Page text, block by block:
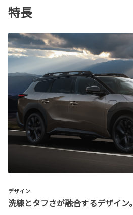
特長
デザイン
洗練とタフさが融合するデザイン。